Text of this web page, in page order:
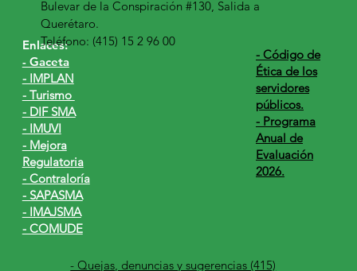
Enlaces:
- Gaceta
- IMPLAN
- Turismo
- DIF SMA
- IMUVI
- Mejora
Regulatoria
- Contraloría
- SAPASMA
- IMAJSMA
- COMUDE
Bulevar de la Conspiración #130, Salida a
Querétaro.
Teléfono: (415) 15 2 96 00
- Quejas, denuncias y sugerencias (415)
​- Código de
Ética de los
servidores
públicos.
- Programa
Anual de
Evaluación
2026.